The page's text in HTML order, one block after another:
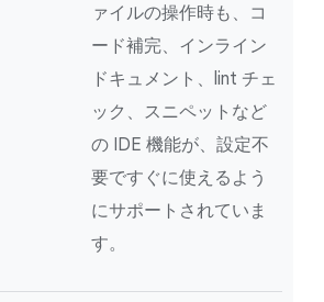
ァイルの操作時も、コ
ード補完、インライン
ドキュメント、lint チェ
ック、スニペットなど
の IDE 機能が、設定不
要ですぐに使えるよう
にサポートされていま
す。